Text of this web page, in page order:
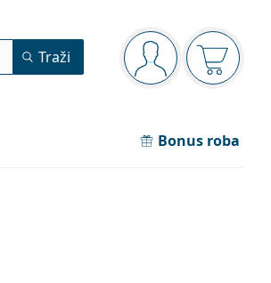
Navigacijska ploča
ste prijavljeni
Traži
Bonus roba